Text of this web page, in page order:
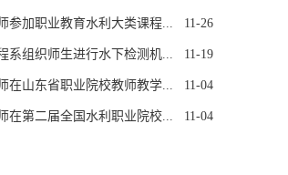
参加职业教育水利大类课程... 11-26
系组织师生进行水下检测机... 11-19
在山东省职业院校教师教学... 11-04
在第二届全国水利职业院校... 11-04